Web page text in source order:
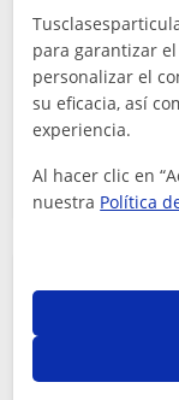
5 hace 29
Mi
bastante
todas las
para garantizar
personalizar el
su eficacia, así
experiencia.
Al hacer clic en
nuestra Política